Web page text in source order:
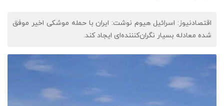
اقتصادنیوز: اسرائیل هیوم نوشت: ایران با حمله موشکی اخیر موفق
شده معادله بسیار نگران‌کنننده‌ای ایجاد کند.